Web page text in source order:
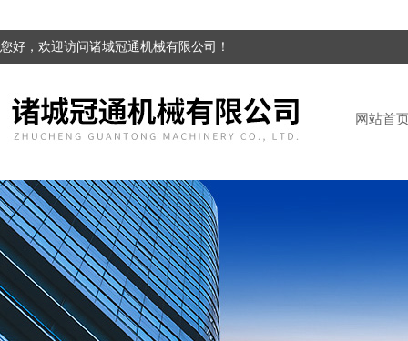
您好，欢迎访问诸城冠通机械有限公司！
网站首